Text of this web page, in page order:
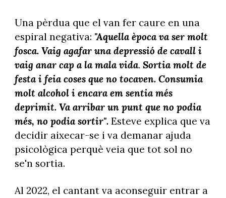
Una pèrdua que el van fer caure en una
espiral negativa: "Aquella època va ser molt
fosca. Vaig agafar una depressió de cavall i
vaig anar cap a la mala vida. Sortia molt de
festa i feia coses que no tocaven. Consumia
molt alcohol i encara em sentia més
deprimit. Va arribar un punt que no podia
més, no podia sortir". Esteve explica que va
decidir aixecar-se i va demanar ajuda
psicològica perquè veia que tot sol no
se'n sortia.
Al 2022, el cantant va aconseguir entrar a